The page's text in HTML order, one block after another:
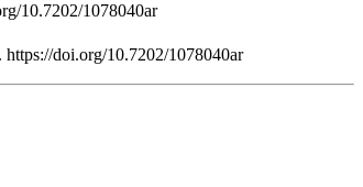
10.7202/1078040ar
https://doi.org/10.7202/1078040ar